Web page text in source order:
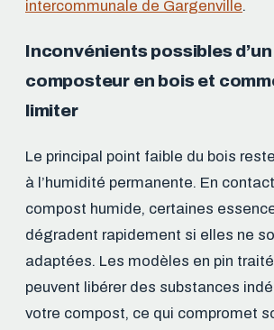
intercommunale de Gargenville.
Inconvénients possibles d’un
composteur en bois et
limiter
Le principal point faible du bois
à l’humidité permanente. En
compost humide, certaines
dégradent rapidement si elles ne
adaptées. Les modèles en pin
peuvent libérer des substances
votre compost, ce qui compromet